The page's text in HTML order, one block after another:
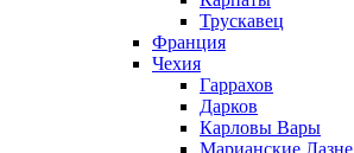
Трускавец
Франция
Чехия
Гаррахов
Дарков
Карловы Вары
Марианские Лазне